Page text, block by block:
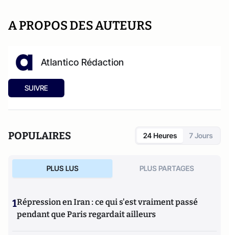
A PROPOS DES AUTEURS
Atlantico Rédaction
SUIVRE
POPULAIRES 24 Heures 7 Jours
PLUS LUS PLUS PARTAGES
1Répression en Iran : ce qui s'est vraiment passé
pendant que Paris regardait ailleurs